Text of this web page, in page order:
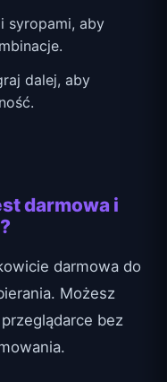
syropami, aby
dalej, aby
darmowa i
darmowa do
Możesz
bez